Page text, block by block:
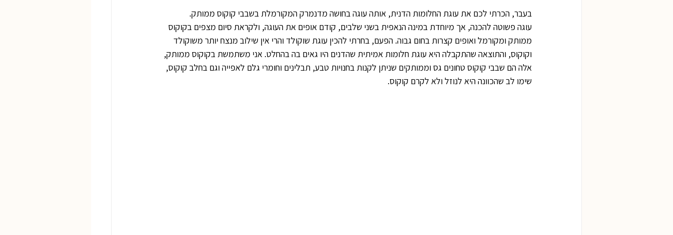
בעבר, הכרתי לכם את עוגת החלומות הדנית, אותה עוגה בחושה מדנמרק המקורמלת בשבבי קוקוס ממותק.
עוגה פשוטה להכנה, אך מיוחדת במינה הנאפית בשני שלבים, קודם אופים את העוגה, ולקראת סיום מצפים בקוקוס
ממותק ומקורמל ואופים קצרות בחום גבוה. הפעם, בחרתי להכין עוגת שוקולד והרי אין שילוב מנצח יותר משוקולד
וקוקוס, והתוצאה שהתקבלה היא עוגת חלומות אמיתית שהדנים היו גאים בה בהחלט. אני משתמשת בקוקוס ממותק,
אלה הם שבבי קוקוס טחונים גס וממותקים שניתן לקנות בחנויות טבע, תבלינים וחומרי גלם לאפייה וגם בחלב קוקוס,
שימו לב שהכוונה היא לנוזל ולא לקרם קוקוס.